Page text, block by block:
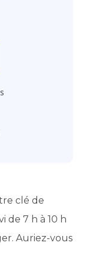
clé de
de 7 h à 10 h
Auriez-vous